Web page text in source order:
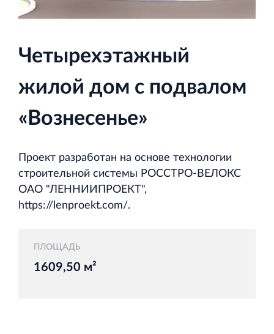
Строительная система ROSSTRO‐VELOX
Несъёмная опалубка из щепоцементных плит
Научно‐исследовательский институт
ЛЕННИИПРОЕКТ
Проектный институт по жилищно‐гражданскому
строительству
Четырехэтажный
жилой дом с подвалом
«Вознесенье»
Проект разработан на основе технологии
строительной системы РОССТРО-ВЕЛОКС
ОАО "ЛЕННИИПРОЕКТ",
https://lenproekt.com/.
ПЛОЩАДЬ
1609,50 м²